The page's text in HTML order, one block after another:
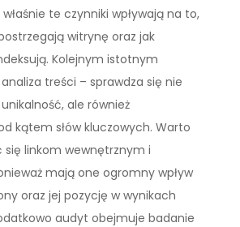
właśnie te czynniki wpływają na to,
witrynę oraz jak
Kolejnym istotnym
treści – sprawdza się nie
ale również
kątem słów kluczowych. Warto
się linkom wewnętrznym i
mają one ogromny wpływ
oraz jej pozycję w wynikach
audyt obejmuje badanie